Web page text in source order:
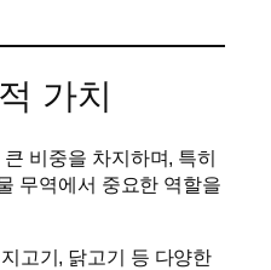
가치
비중을 차지하며, 특히
무역에서 중요한 역할을
고기, 닭고기 등 다양한